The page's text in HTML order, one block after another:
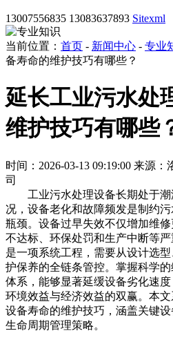
13007556835 13083637893 Sitexml
当前位置： 首页 - 新闻中心 - 专业
备寿命的维护技巧有哪些？
延长工业污水处
维护技巧有哪些
时间：2026-03-13 09:19:00 来源：
司
工业污水处理设备长期处于潮
况，设备老化和故障频发是制约
瓶颈。设备过早失效不仅增加维
不达标、环保处罚和生产中断等
是一项系统工程，需要从设计选
护保养的全链条管控。掌握科学
体系，能够显著延缓设备劣化速
环境效益与经济效益的双赢。本
设备寿命的维护技巧，涵盖关键
生命周期管理策略。